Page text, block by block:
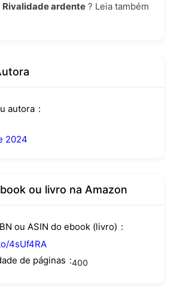
Rivalidade ardente ? Leia também
autora
ou livro na Amazon
ou ASIN do ebook (livro)
4sUf4RA
de páginas
400